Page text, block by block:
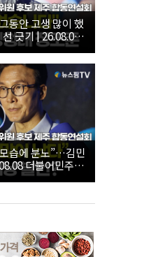
26.08.08
위원 후보 제주 합
습에 분노”…김민
더불어민주당
합동연설회